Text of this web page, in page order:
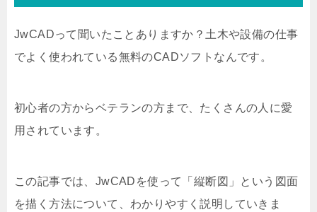
JwCADって聞いたことありますか？土木や設備の仕事
でよく使われている無料のCADソフトなんです。
初心者の方からベテランの方まで、たくさんの人に愛
用されています。
この記事では、JwCADを使って「縦断図」という図面
を描く方法について、わかりやすく説明していきま